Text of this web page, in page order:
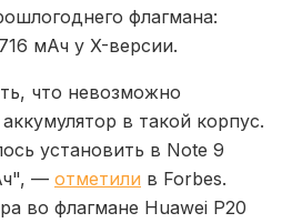
флагмана:
мАч у X-версии.
что невозможно
в такой корпус.
установить в Note 9
— отметили в Forbes.
во флагмане Huawei P20